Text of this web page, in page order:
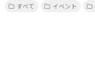
すべて
イベント